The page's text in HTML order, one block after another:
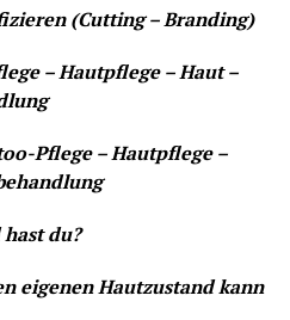
(Cutting – Branding)
– Hautpflege – Haut –
Pflege – Hautpflege –
du?
eigenen Hautzustand kann